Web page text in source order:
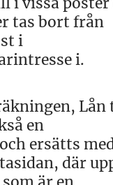
tas bort från
i
i.
en
ersätts
där